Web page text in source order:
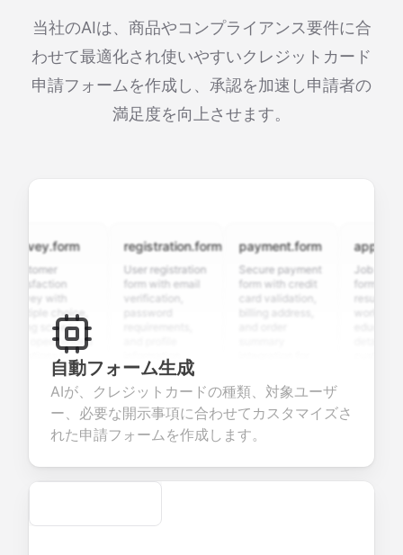
当社のAIは、商品やコンプライアンス要件に合
わせて最適化され使いやすいクレジットカード
申請フォームを作成し、承認を加速し申請者の
満足度を向上させます。
with
open-ended
valuable
about
products or
registration.form
User registration
form with email
verification,
fields for
seamless
account
creation.
payment.form
Secure payment
form with credit
card validation,
commerce
transactions.
Job
form with
resume
questions for
efficient
candidate
自動フォーム生成
AIが、クレジットカードの種類、対象ユーザ
ー、必要な開示事項に合わせてカスタマイズさ
れた申請フォームを作成します。
Secure